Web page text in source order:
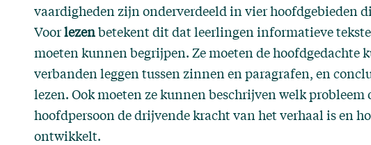
vaardigheden zijn onderverdeeld in vier hoofdgebieden
Voorlezenbetekent dit dat leerlingen informatieve
moeten kunnen begrijpen. Ze moeten de hoofdgedachte
verbanden leggen tussen zinnen en paragrafen, en
lezen. Ook moeten ze kunnen beschrijven welk probleem
hoofdpersoon de drijvende kracht van het verhaal is en
ontwikkelt.